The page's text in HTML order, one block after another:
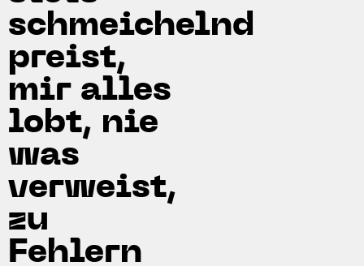
schmeichelnd
preist,
mir alles
lobt, nie
was
verweist,
zu
Fehlern